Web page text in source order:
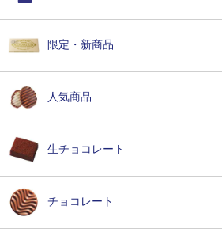
限定・新商品
人気商品
生チョコレート
チョコレート